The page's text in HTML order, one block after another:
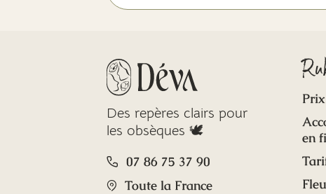
Des repères clairs pour
les obsèques 🕊️
07 86 75 37 90
Toute la France
en